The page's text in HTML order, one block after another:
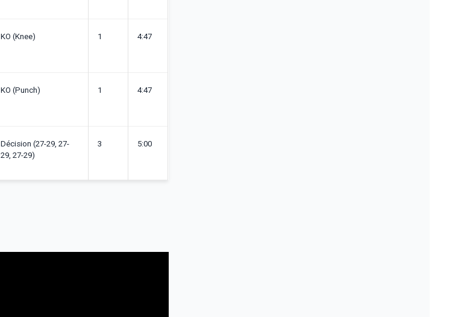
KO (Knee) 1 4:47
KO (Punch) 1 4:47
Décision (27-29, 27-
29, 27-29)
3 5:00